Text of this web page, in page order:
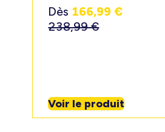
Dès 166,99€
238,99€
Voir le produit